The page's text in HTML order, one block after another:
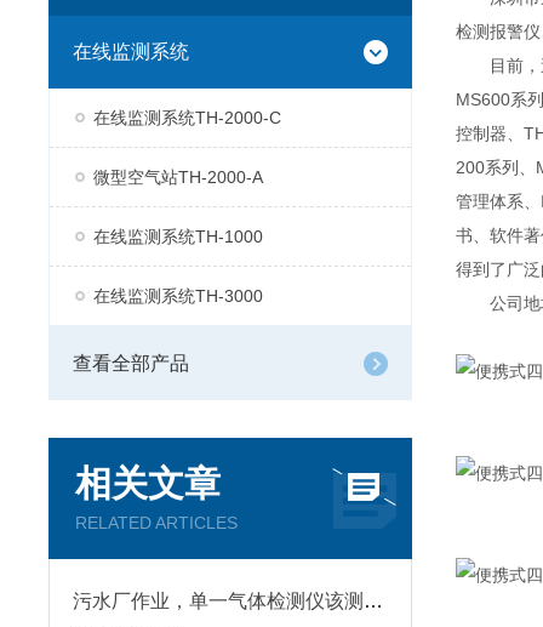
在线监测系统
在线监测系统TH-2000-C
微型空气站TH-2000-A
在线监测系统TH-1000
在线监测系统TH-3000
查看全部产品
相关文章
RELATED ARTICLES
污水厂作业，单一气体检测仪该测哪种气体？
检测报警
目前，逸
MS600系
控制器、
200系列、
管理体系
书、软件
得到了广
公司地址